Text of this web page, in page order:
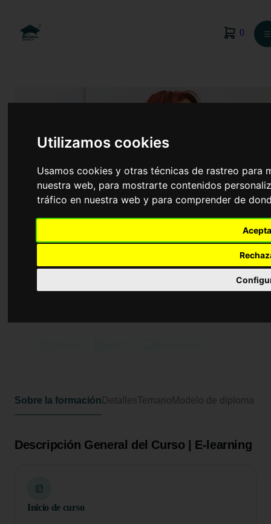
Utilizamos cookies
Usamos cookies y otras técnicas de rastreo para
nuestra web, para mostrarte contenidos
tráfico en nuestra web y para comprender de
0 ☰
Curso de Desarrollo Profesional en
Sobre la formación DetallesTemario Modelo de diploma
Descripción General del Curso | E-learning
Inicio de curso